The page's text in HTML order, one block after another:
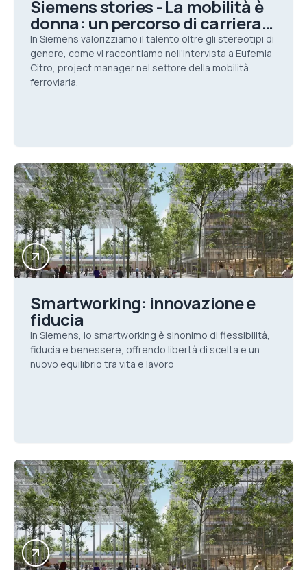
Siemens stories - La mobilità è
donna: un percorso di carriera
al di sopra degli stereotipi di
genere
In Siemens valorizziamo il talento oltre gli stereotipi di
genere, come vi raccontiamo nell’intervista a Eufemia
Citro, project manager nel settore della mobilità
ferroviaria.
Smartworking: innovazione e
fiducia
In Siemens, lo smartworking è sinonimo di flessibilità,
fiducia e benessere, offrendo libertà di scelta e un
nuovo equilibrio tra vita e lavoro